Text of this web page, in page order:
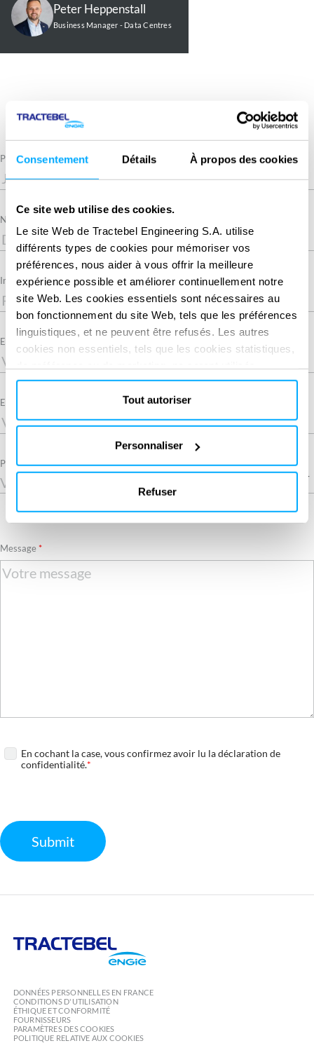
Consentement Détails À propos des cookies
Ce site web utilise des cookies.
Le site Web de Tractebel Engineering S.A. utilise
différents types de cookies pour mémoriser vos
préférences, nous aider à vous offrir la meilleure
expérience possible et améliorer continuellement notre
site Web. Les cookies essentiels sont nécessaires au
bon fonctionnement du site Web, tels que les préférences
linguistiques, et ne peuvent être refusés. Les autres
cookies non essentiels, tels que les cookies statistiques,
qu'après avoir cliqué sur « Accepter tout ». Pour plus
d'informations, veuillez consulter notre politique en
matière de cookies dans la section « À propos » et au
Tout autoriser
Personnaliser
Refuser
Peter Heppenstall
Business Manager - Data Centres
PrénomRequired
Nom
Intitulé du poste
Entreprise
Email
Pays
Message Required
En cochant la case, vous confirmez avoir lu la déclaration de
confidentialité.
Submit
Engie
DONNÉES PERSONNELLES EN FRANCE
CONDITIONS D'UTILISATION
ÉTHIQUE ET CONFORMITÉ
FOURNISSEURS
PARAMÈTRES DES COOKIES
POLITIQUE RELATIVE AUX COOKIES